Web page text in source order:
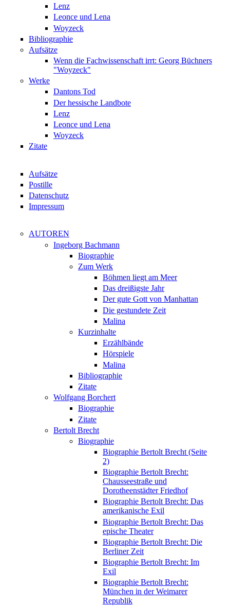
Lenz
Leonce und Lena
Woyzeck
Bibliographie
Aufsätze
Wenn die Fachwissenschaft irrt: Georg Büchners
"Woyzeck"
Werke
Dantons Tod
Der hessische Landbote
Lenz
Leonce und Lena
Woyzeck
Zitate
Aufsätze
Postille
Datenschutz
Impressum
AUTOREN
Ingeborg Bachmann
Biographie
Zum Werk
Böhmen liegt am Meer
Das dreißigste Jahr
Der gute Gott von Manhattan
Die gestundete Zeit
Malina
Kurzinhalte
Erzählbände
Hörspiele
Malina
Bibliographie
Zitate
Wolfgang Borchert
Biographie
Zitate
Bertolt Brecht
Biographie
Biographie Bertolt Brecht (Seite
2)
Biographie Bertolt Brecht:
Chausseestraße und
Dorotheenstädter Friedhof
Biographie Bertolt Brecht: Das
amerikanische Exil
Biographie Bertolt Brecht: Das
epische Theater
Biographie Bertolt Brecht: Die
Berliner Zeit
Biographie Bertolt Brecht: Im
Exil
Biographie Bertolt Brecht:
München in der Weimarer
Republik